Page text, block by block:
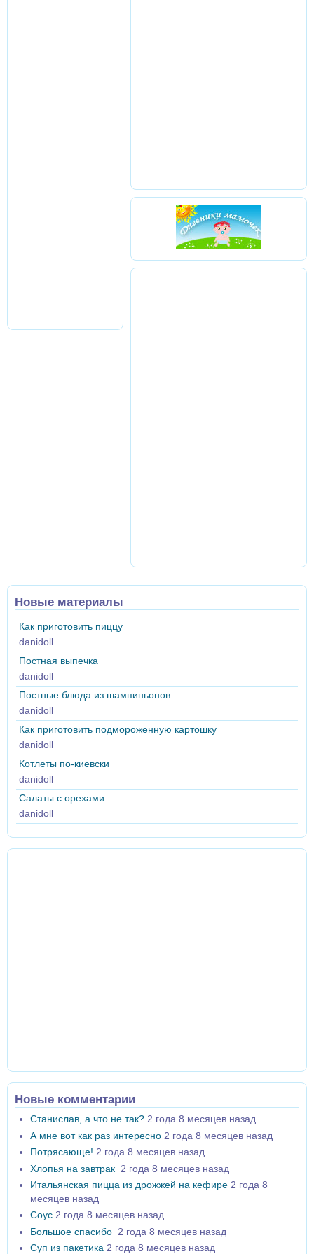
Новые материалы
Как приготовить пиццу
danidoll
Постная выпечка
danidoll
Постные блюда из шампиньонов
danidoll
Как приготовить подмороженную картошку
danidoll
Котлеты по-киевски
danidoll
Салаты с орехами
danidoll
Новые комментарии
Станислав, а что не так? 2 года 8 месяцев назад
А мне вот как раз интересно 2 года 8 месяцев назад
Потрясающе! 2 года 8 месяцев назад
Хлопья на завтрак 2 года 8 месяцев назад
Итальянская пицца из дрожжей на кефире 2 года 8
месяцев назад
Соус 2 года 8 месяцев назад
Большое спасибо 2 года 8 месяцев назад
Суп из пакетика 2 года 8 месяцев назад